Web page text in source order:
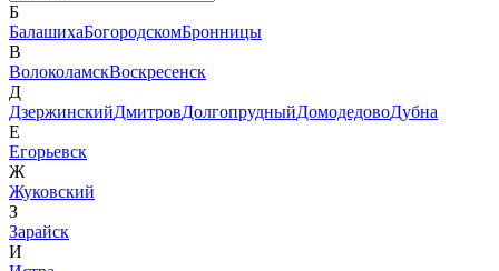
Б
БалашихаБогородскомБронницы
В
ВолоколамскВоскресенск
Д
ДзержинскийДмитровДолгопрудныйДомодедовоДубна
Е
Егорьевск
Ж
Жуковский
З
Зарайск
И